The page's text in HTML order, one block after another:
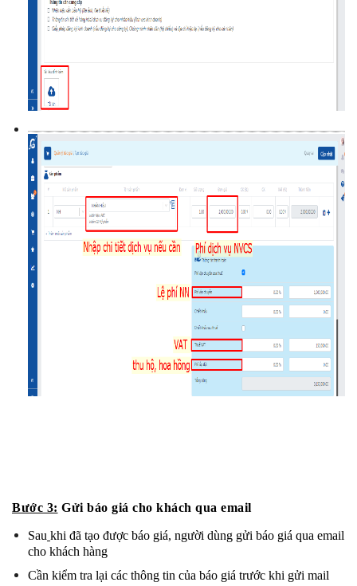
Bước 3: Gửi báo giá cho khách qua email
Sau khi đã tạo được báo giá, người dùng gửi báo giá qua email
cho khách hàng
Cần kiểm tra lại các thông tin của báo giá trước khi gửi mail